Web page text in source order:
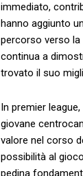
immediato,
hanno aggiunto
percorso verso
continua a
‌trovato il​ suo
In premier
giovane
valore nel corso
possibilità al
pedina